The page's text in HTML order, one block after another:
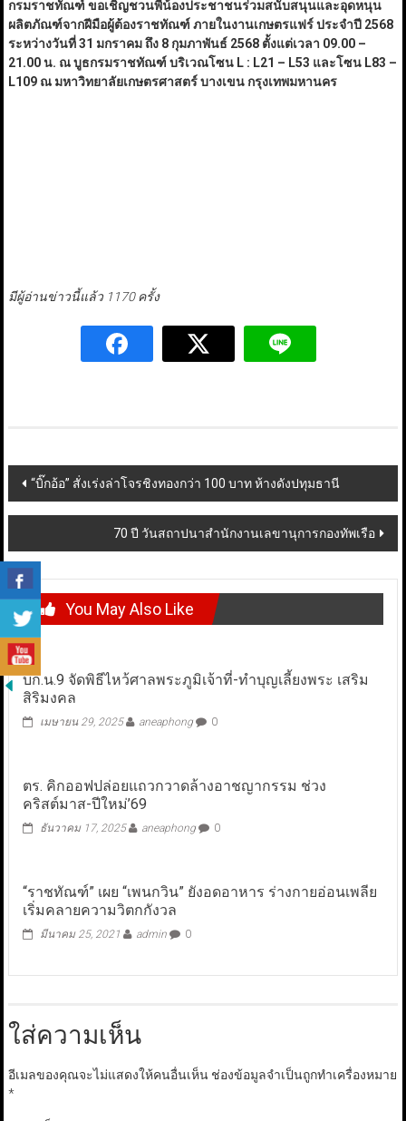
กรมราชทัณฑ์ ขอเชิญชวนพี่น้องประชาชนร่วมสนับสนุนและอุดหนุน
ผลิตภัณฑ์จากฝีมือผู้ต้องราชทัณฑ์ ภายในงานเกษตรแฟร์ ประจำปี 2568
ระหว่างวันที่ 31 มกราคม ถึง 8 กุมภาพันธ์ 2568 ตั้งแต่เวลา 09.00 –
21.00 น. ณ บูธกรมราชทัณฑ์ บริเวณโซน L : L21 – L53 และโซน L83 –
L109 ณ มหาวิทยาลัยเกษตรศาสตร์ บางเขน กรุงเทพมหานคร
มีผู้อ่านข่าวนี้แล้ว 1170 ครั้ง
Post
navigation
“บิ๊กอ้อ” สั่งเร่งล่าโจรชิงทองกว่า 100 บาท ห้างดังปทุมธานี
70 ปี วันสถาปนาสำนักงานเลขานุการกองทัพเรือ
You May Also Like
บก.น.9 จัดพิธีไหว้ศาลพระภูมิเจ้าที่-ทำบุญเลี้ยงพระ เสริม
สิริมงคล
เมษายน 29, 2025 aneaphong 0
ตร. คิกออฟปล่อยแถวกวาดล้างอาชญากรรม ช่วง
คริสต์มาส-ปีใหม่’69
ธันวาคม 17, 2025 aneaphong 0
“ราชทัณฑ์” เผย “เพนกวิน” ยังอดอาหาร ร่างกายอ่อนเพลีย
เริ่มคลายความวิตกกังวล
มีนาคม 25, 2021 admin 0
ใส่ความเห็น
อีเมลของคุณจะไม่แสดงให้คนอื่นเห็น ช่องข้อมูลจำเป็นถูกทำเครื่องหมาย
*